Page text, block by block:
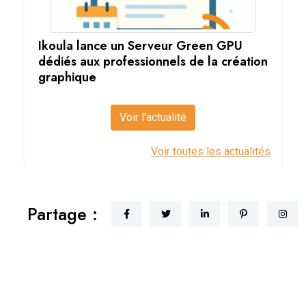
Ikoula lance un Serveur Green GPU
dédiés aux professionnels de la création
graphique
Voir l'actualité
Voir toutes les actualités
Partage :